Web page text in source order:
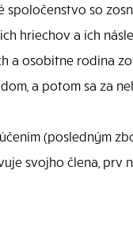
spoločenstvo so
hriechov a ich
a osobitne rodina
a potom sa za
(posledným
svojho člena, prv